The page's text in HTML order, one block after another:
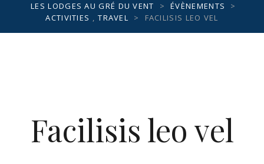
LES LODGES AU GRÉ DU VENT > ÉVÈNEMENTS
>
ACTIVITIES , TRAVEL > FACILISIS LEO VEL
Facilisis leo vel